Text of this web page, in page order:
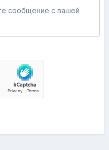
сообщение с вашей